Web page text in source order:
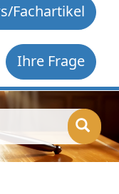
Fachartikel
Ihre Frage